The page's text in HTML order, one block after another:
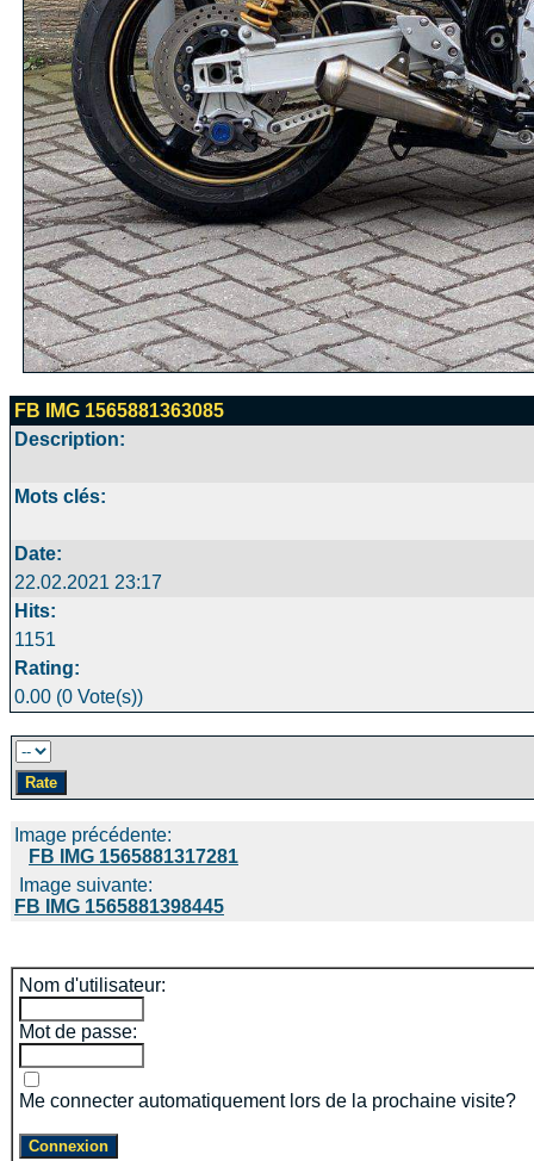
FB IMG 1565881363085
Description:
Mots clés:
Date:
22.02.2021 23:17
Hits:
1151
Rating:
0.00 (0 Vote(s))
Image précédente:
FB IMG 1565881317281
Image suivante:
FB IMG 1565881398445
Nom d'utilisateur:
Mot de passe:
Me connecter automatiquement lors de la prochaine visite?